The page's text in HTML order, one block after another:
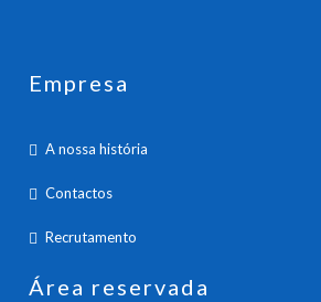
Empresa
A nossa história
Contactos
Recrutamento
Área reservada